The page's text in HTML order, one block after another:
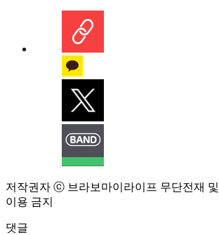
저작권자 ⓒ 브라보마이라이프 무단전재
이용 금지
댓글